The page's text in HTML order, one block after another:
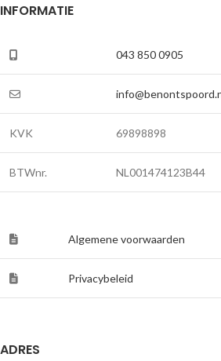
INFORMATIE
043 850 0905
KVK 69898898
BTWnr. NL001474123B44
Algemene voorwaarden
Privacybeleid
ADRES